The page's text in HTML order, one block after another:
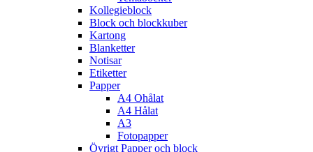
Kollegieblock
Block och blockkuber
Kartong
Blanketter
Notisar
Etiketter
Papper
A4 Ohålat
A4 Hålat
A3
Fotopapper
Övrigt Papper och block